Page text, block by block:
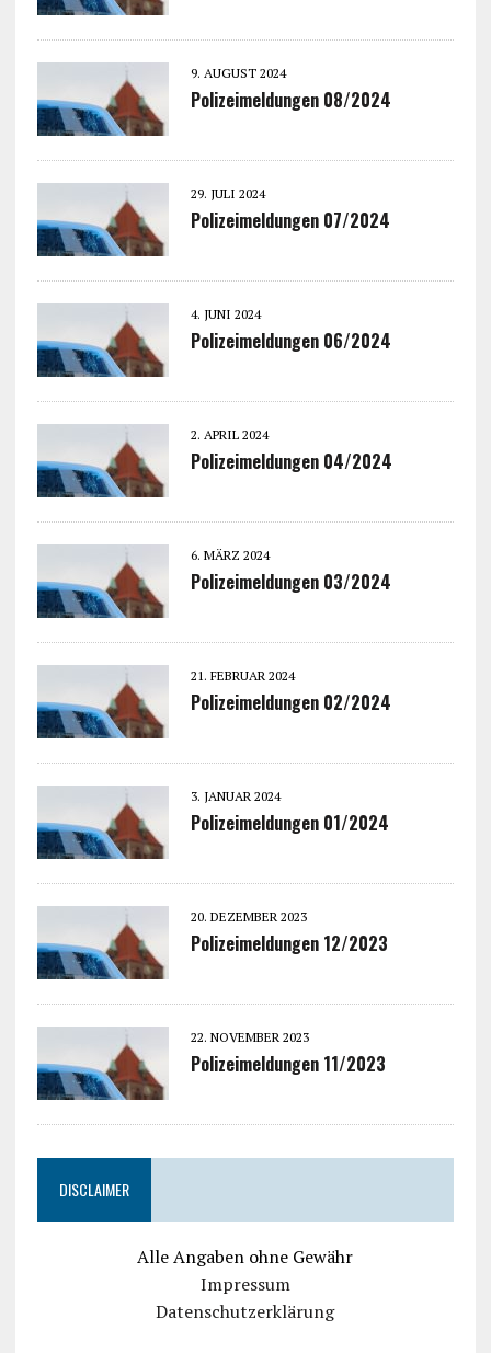
9. AUGUST 2024
Polizeimeldungen 08/2024
29. JULI 2024
Polizeimeldungen 07/2024
4. JUNI 2024
Polizeimeldungen 06/2024
2. APRIL 2024
Polizeimeldungen 04/2024
6. MÄRZ 2024
Polizeimeldungen 03/2024
21. FEBRUAR 2024
Polizeimeldungen 02/2024
3. JANUAR 2024
Polizeimeldungen 01/2024
20. DEZEMBER 2023
Polizeimeldungen 12/2023
22. NOVEMBER 2023
Polizeimeldungen 11/2023
DISCLAIMER
Alle Angaben ohne Gewähr
Impressum
Datenschutzerklärung